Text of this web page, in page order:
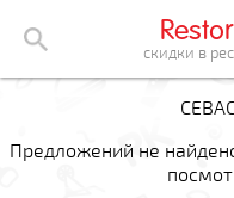
скидки в
Предложений не